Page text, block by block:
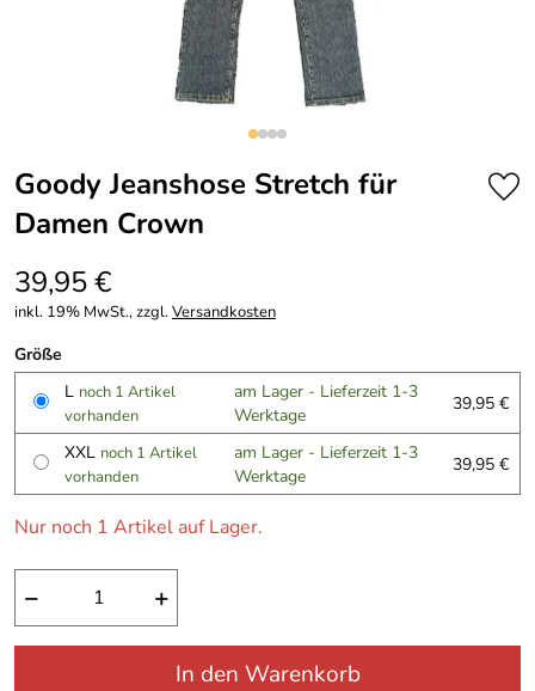
Goody Jeanshose Stretch für
Damen Crown
39,95 €
inkl. 19% MwSt., zzgl.Versandkosten
Größe
L noch 1 Artikel
vorhanden
am Lager - Lieferzeit 1-3
Werktage
39,95 €
XXL noch 1 Artikel
vorhanden
am Lager - Lieferzeit 1-3
Werktage
39,95 €
Nur noch 1 Artikel auf Lager.
− +
In den Warenkorb